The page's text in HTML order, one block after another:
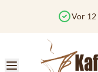
Vor 12